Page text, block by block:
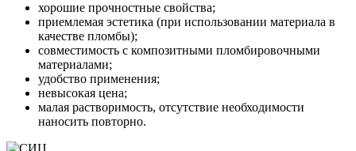
хорошие прочностные свойства;
приемлемая эстетика (при использовании материала в
качестве пломбы);
совместимость с композитными пломбировочными
материалами;
удобство применения;
невысокая цена;
малая растворимость, отсутствие необходимости
наносить повторно.